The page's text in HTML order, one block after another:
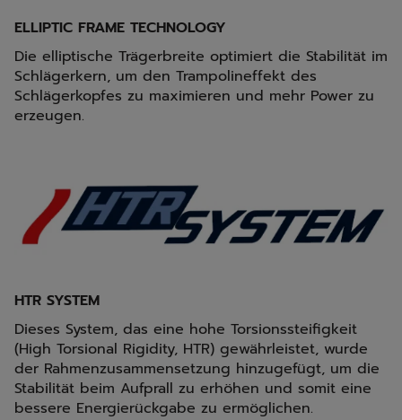
ELLIPTIC FRAME TECHNOLOGY
Die elliptische Trägerbreite optimiert die Stabilität im
Schlägerkern, um den Trampolineffekt des
Schlägerkopfes zu maximieren und mehr Power zu
erzeugen.
HTR SYSTEM
Dieses System, das eine hohe Torsionssteifigkeit
(High Torsional Rigidity, HTR) gewährleistet, wurde
der Rahmenzusammensetzung hinzugefügt, um die
Stabilität beim Aufprall zu erhöhen und somit eine
bessere Energierückgabe zu ermöglichen.